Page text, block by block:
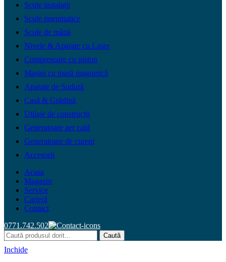
Scule instalații
Scule pneumatice
Scule de mână
Nivele & Aparate cu Laser
Compresoare cu piston
Mașini cu masă magnetică
Aparate de Sudură
Casă & Grădină
Utilaje de construcții
Generatoare aer cald
Generatoare de curent
Accesorii
Acasa
Magazin
Service
Carieră
Contact
0771.742.502
Caută
Inchide